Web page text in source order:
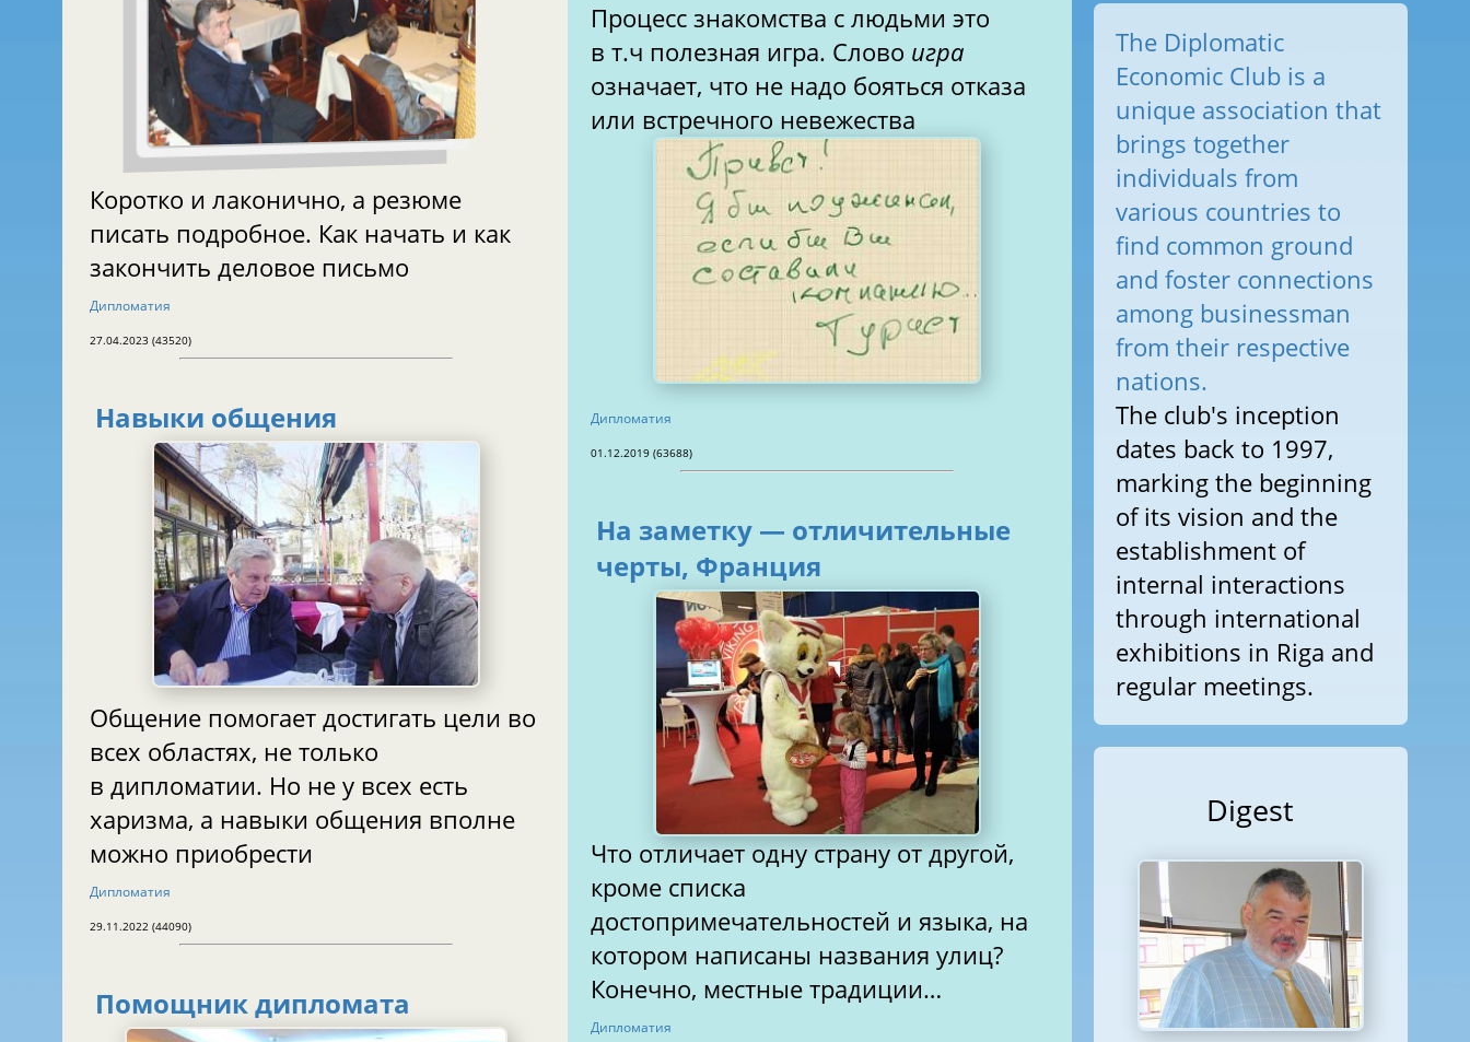
Коротко и лаконично, а резюме
писать подробное. Как начать и как
закончить деловое письмо
Дипломатия
27.04.2023 (43520)
Навыки общения
Общение помогает достигать цели во
всех областях, не только
в дипломатии. Но не у всех есть
харизма, а навыки общения вполне
можно приобрести
Дипломатия
29.11.2022 (44090)
Помощник дипломата
Процесс знакомства с людьми это
в т.ч полезная игра. Слово игра
означает, что не надо бояться отказа
или встречного невежества
Дипломатия
01.12.2019 (63688)
На заметку — отличительные
черты, Франция
Что отличает одну страну от другой,
кроме списка
достопримечательностей и языка, на
котором написаны названия улиц?
Конечно, местные традиции…
Дипломатия
The Diplomatic
Economic Club is a
unique association that
brings together
individuals from
various countries to
find common ground
and foster connections
among businessman
from their respective
nations.
The club's inception
dates back to 1997,
marking the beginning
of its vision and the
establishment of
internal interactions
through international
exhibitions in Riga and
regular meetings.
Digest